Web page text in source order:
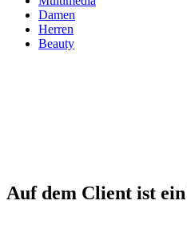
Damen
Herren
Beauty
Auf dem Client ist